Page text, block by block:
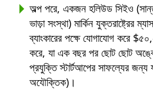
অল্প পরে, একজন হলিউড সিইও
ভাড়া সংস্থা) মার্কিন যুক্তরাষ্ট্রের
ব্যাংকারের পক্ষে যোগাযোগ করে
করে, যা এক বছর পর ছোট ছোট
প্রযুক্তি স্টার্টআপের সাফল্যের জন্য
অযৌক্তিক)।